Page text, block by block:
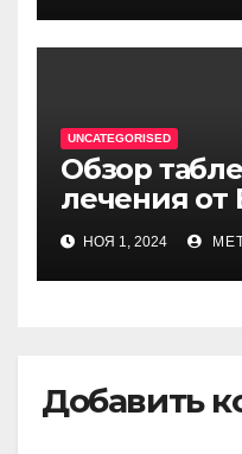
UNCATEGORISED
Обзор
лечения от
НОЯ 1, 2024
Добавить